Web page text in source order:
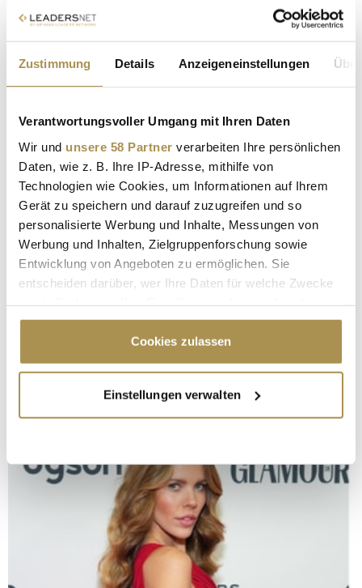
Zustimmung Details Anzeigeneinstellungen
Verantwortungsvoller Umgang mit Ihren Daten
Wir und unsere 58 Partner verarbeiten Ihre persönlichen
Daten, wie z. B. Ihre IP-Adresse, mithilfe von
Technologien wie Cookies, um Informationen auf Ihrem
Gerät zu speichern und darauf zuzugreifen und so
personalisierte Werbung und Inhalte, Messungen von
Werbung und Inhalten, Zielgruppenforschung sowie
Entwicklung von Angeboten zu ermöglichen. Sie
entscheiden darüber, wer Ihre Daten für welche Zwecke
Cookie-Erklärung oder durch Klicken auf das Privacy
Trigger Symbol ändern oder widerrufen
Informationen über Ihre geografische Lage
erfassen, welche bis auf einige Meter genau sein
bestimmten Merkmalen (Fingerprinting) identifizieren
Erfahren Sie mehr darüber, wie Ihre persönlichen Daten
verarbeitet werden, und legen Sie Ihre Präferenzen im
Abschnitt Einzelheitenfest.
Wir verwenden Cookies, um Inhalte und Anzeigen zu
Cookies zulassen
Einstellungen verwalten